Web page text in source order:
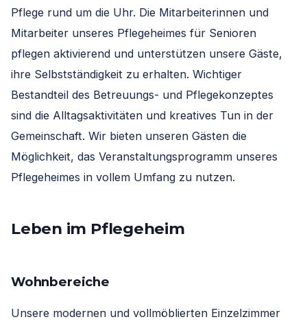
Pflege rund um die Uhr. Die Mitarbeiterinnen und
Mitarbeiter unseres Pflegeheimes für Senioren
pflegen aktivierend und unterstützen unsere Gäste,
ihre Selbstständigkeit zu erhalten. Wichtiger
Bestandteil des Betreuungs- und Pflegekonzeptes
sind die Alltagsaktivitäten und kreatives Tun in der
Gemeinschaft. Wir bieten unseren Gästen die
Möglichkeit, das Veranstaltungsprogramm unseres
Pflegeheimes in vollem Umfang zu nutzen.
Leben im Pflegeheim
Wohnbereiche
Unsere modernen und vollmöblierten Einzelzimmer